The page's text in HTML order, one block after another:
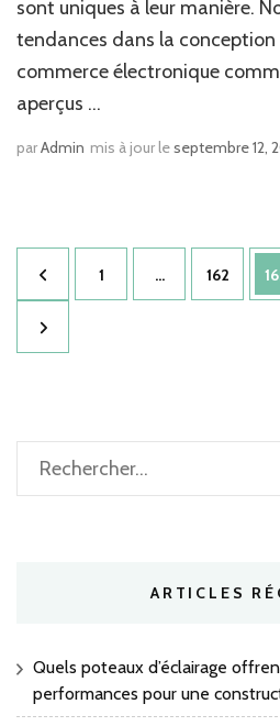
sont uniques à leur manière.
tendances dans la conception
commerce électronique
aperçus …
parAdmin mis à jour leseptembre 12,
Pagination
des
publications
Page
1 … Page
162
Rechercher :
ARTICLES
Quels poteaux d’éclairage
performances pour une